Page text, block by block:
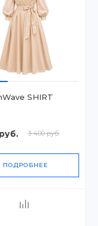
SHIRT
3 400 руб.
ПОДРОБНЕЕ